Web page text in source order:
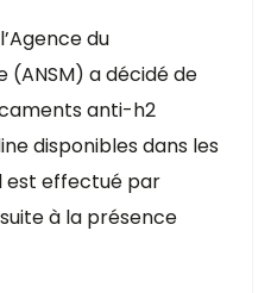
du
a décidé de
anti-h2
disponibles dans les
est effectué par
à la présence